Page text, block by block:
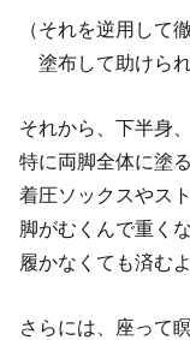
（それを逆用して
塗布して助けら
それから、下半身、
特に両脚全体に塗
着圧ソックスやス
脚がむくんで重く
履かなくても済む
さらには、座って